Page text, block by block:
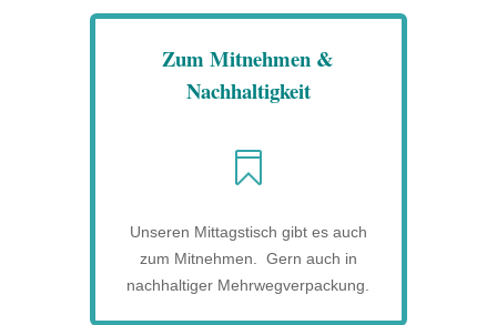
Zum Mitnehmen &
Nachhaltigkeit

Unseren Mittagstisch gibt es auch
zum Mitnehmen. Gern auch in
nachhaltiger Mehrwegverpackung.